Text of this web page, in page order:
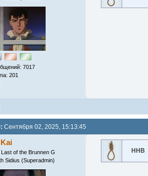
7017
201
Сентября 02, 2025, 15:13:45
Kai
of the Brunnen G
Sidius (Superadmin)
ННВ